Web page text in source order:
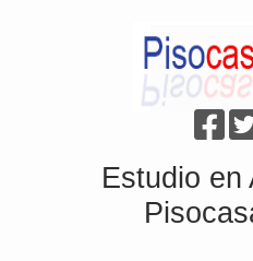
Estudio en